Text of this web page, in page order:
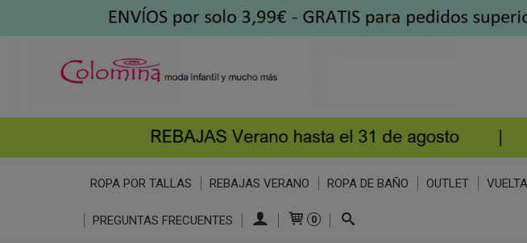
ROPA POR TALLAS REBAJAS VERANO ROPA DE BAÑO OUTLET
PREGUNTAS FRECUENTES 0